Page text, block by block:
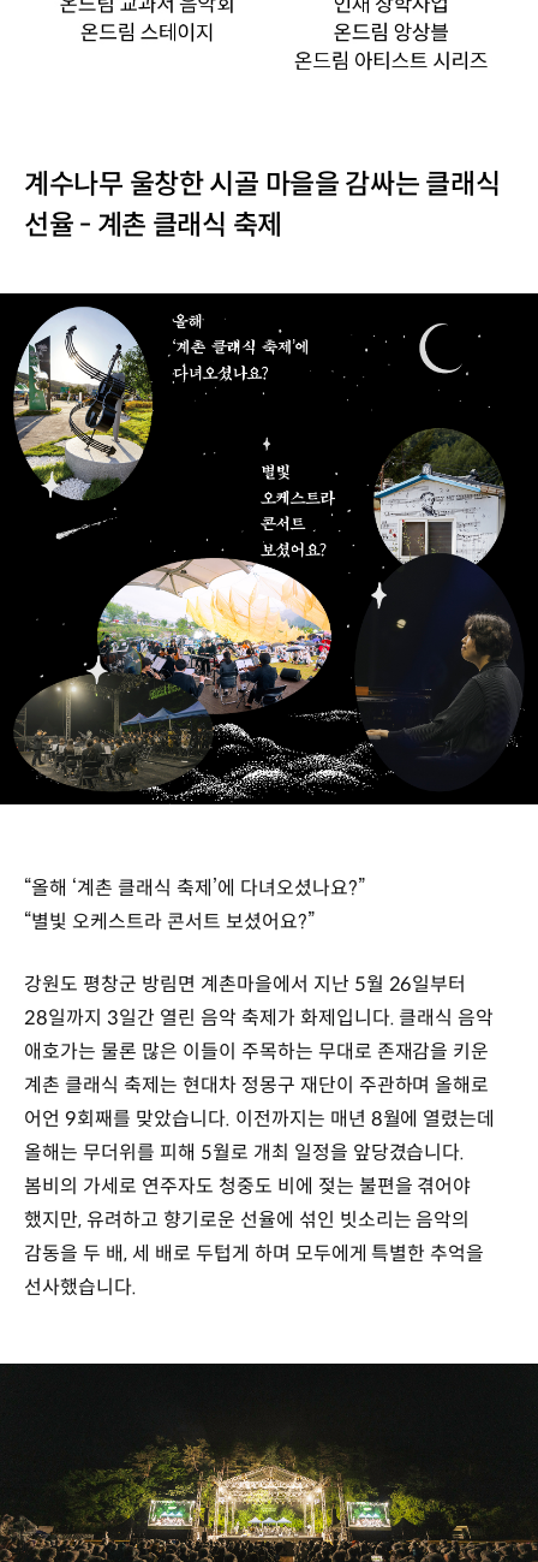
계수나무 울창한 시골 마을을 감싸는 클래식
선율 - 계촌 클래식 축제
“올해 ‘계촌 클래식 축제’에 다녀오셨나요?”
“별빛 오케스트라 콘서트 보셨어요?”
강원도 평창군 방림면 계촌마을에서 지난 5월 26일부터
28일까지 3일간 열린 음악 축제가 화제입니다. 클래식 음악
애호가는 물론 많은 이들이 주목하는 무대로 존재감을 키운
계촌 클래식 축제는 현대차 정몽구 재단이 주관하며 올해로
어언 9회째를 맞았습니다. 이전까지는 매년 8월에 열렸는데
올해는 무더위를 피해 5월로 개최 일정을 앞당겼습니다.
봄비의 가세로 연주자도 청중도 비에 젖는 불편을 겪어야
했지만, 유려하고 향기로운 선율에 섞인 빗소리는 음악의
감동을 두 배, 세 배로 두텁게 하며 모두에게 특별한 추억을
선사했습니다.